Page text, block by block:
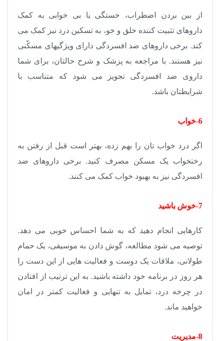
از بین بردن اضطراب، خستگی یا بی خوابی به کمک
داروهای تثبیت کننده خلق و خو، به تسکین درد نیز کمک می
کند. برخی داروهای ضد افسردگی دارای ویژگیهای مسکّنی
نیز هستند. با مراجعه به پزشک و شرح حالتان، برای شما
داروی ضد افسردگی تجویز می شود که متناسب با
شرایطتان باشد.
6-خواب
اگر درد خواب تان را بهم زده، بهتر است قبل از رفتن به
رختخواب یک مسکن مصرف کنید. برخی داروهای ضد
افسردگی نیز به بهبود خواب کمک می کنند.
7-خوش باشید
کارهایی انجام دهید که به شما احساس خوبی می دهد.
توصیه می شود مطالعه، گوش دادن به موسیقی، یک حمام
طولانی، ملاقات یک دوست و فعالیت هایی از این دست را
هر روز در برنامه خود داشته باشید. به این ترتیب از افتادن
در چرخه درد، تمایل به تنهایی و فعالیت کمتر در امان
خواهید ماند.
8-مدیریت